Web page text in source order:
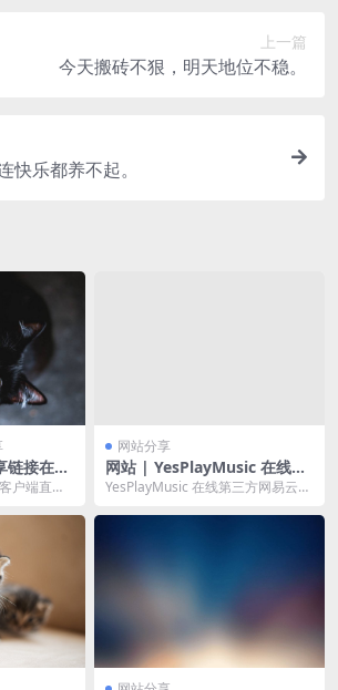
上一篇
今天搬砖不狠，明天地位不稳。
快乐都养不起。
接在线
户端下
户端直接
网站分享
网站 | YesPlayMusic 在线第
三方网易云播放器
YesPlayMusic 在线第三方网易云播